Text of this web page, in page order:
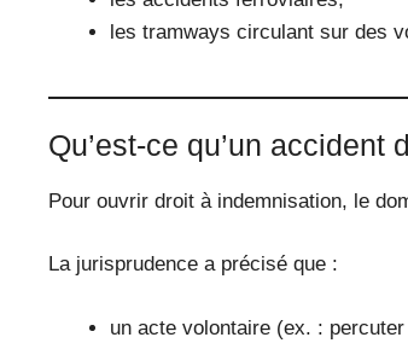
les tramways circulant sur des
Qu’est-ce qu’un
Pour ouvrir droit à indemnisation, le
La jurisprudence a précisé que :
un acte volontaire (ex. :